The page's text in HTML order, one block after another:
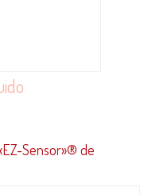
Sensor»® de